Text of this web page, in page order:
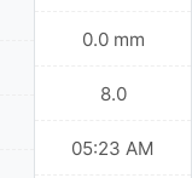
0.0 mm
8.0
05:23 AM